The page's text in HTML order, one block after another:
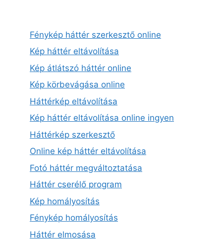
Fénykép háttér szerkesztő online
Kép háttér eltávolítása
Kép átlátszó háttér online
Kép körbevágása online
Háttérkép eltávolítása
Kép háttér eltávolítása online ingyen
Háttérkép szerkesztő
Online kép háttér eltávolítása
Fotó háttér megváltoztatása
Háttér cserélő program
Kép homályosítás
Fénykép homályosítás
Háttér elmosása